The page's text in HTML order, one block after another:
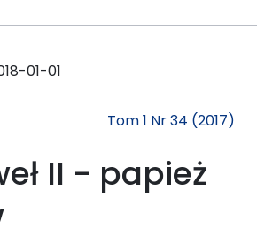
01-01
Tom 1 Nr 34 (2017)
II - papież